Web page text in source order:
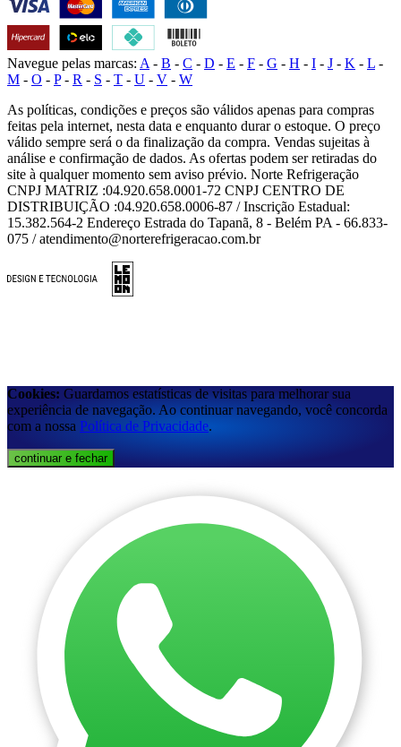
Navegue pelas marcas: A - B - C - D - E - F - G - H - I - J - K - L -
M - O - P- R - S - T - U - V - W
As políticas, condições e preços são válidos apenas para compras
feitas pela internet, nesta data e enquanto durar o estoque. O preço
válido sempre será o da finalização da compra. Vendas sujeitas à
análise e confirmação de dados. As ofertas podem ser retiradas do
site à qualquer momento sem aviso prévio. Norte Refrigeração
CNPJ MATRIZ :04.920.658.0001-72 CNPJ CENTRO DE
DISTRIBUIÇÃO :04.920.658.0006-87 / Inscrição Estadual:
15.382.564-2 Endereço Estrada do Tapanã, 8 - Belém PA - 66.833-
075 / atendimento@norterefrigeracao.com.br
Cookies: Guardamos estatísticas de visitas para melhorar sua
experiência de navegação. Ao continuar navegando, você concorda
com a nossa Política de Privacidade.
continuar e fechar